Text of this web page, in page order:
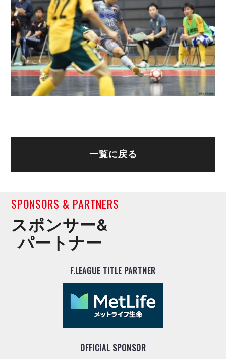
一覧に戻る
SPONSORS & PARTNERS
スポンサー&
パートナー
F.LEAGUE TITLE PARTNER
OFFICIAL SPONSOR